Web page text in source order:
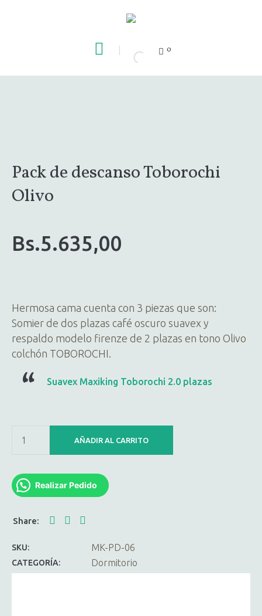
0
Pack de descanso Toborochi
Olivo
Bs.5.635,00
Hermosa cama cuenta con 3 piezas que son:
Somier de dos plazas café oscuro suavex y
respaldo modelo firenze de 2 plazas en tono Olivo
colchón TOBOROCHI.
Suavex Maxiking Toborochi 2.0 plazas
AÑADIR AL CARRITO
Realizar Pedido
SKU: MK-PD-06
CATEGORÍA: Dormitorio